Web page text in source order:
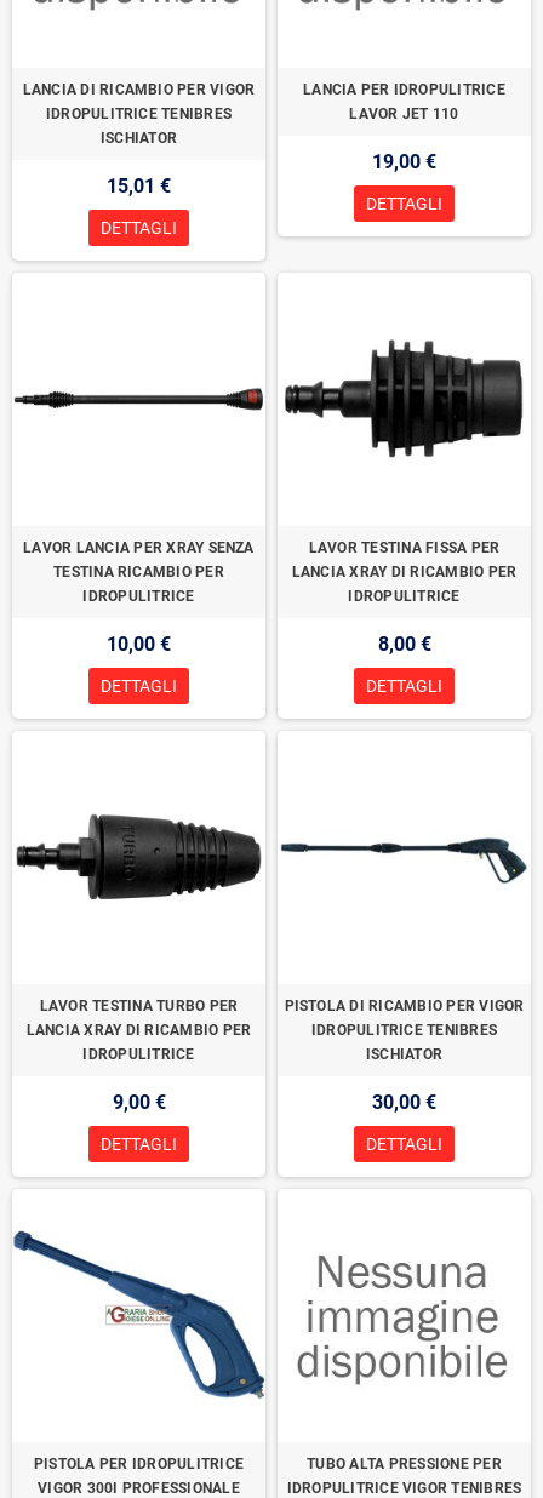
LANCIA DI RICAMBIO PER VIGOR
IDROPULITRICE TENIBRES
ISCHIATOR
15,01 €
DETTAGLI
LANCIA PER IDROPULITRICE
LAVOR JET 110
19,00 €
DETTAGLI
LAVOR LANCIA PER XRAY SENZA
TESTINA RICAMBIO PER
IDROPULITRICE
10,00 €
DETTAGLI
LAVOR TESTINA FISSA PER
LANCIA XRAY DI RICAMBIO PER
IDROPULITRICE
8,00 €
DETTAGLI
LAVOR TESTINA TURBO PER
LANCIA XRAY DI RICAMBIO PER
IDROPULITRICE
9,00 €
DETTAGLI
PISTOLA DI RICAMBIO PER VIGOR
IDROPULITRICE TENIBRES
ISCHIATOR
30,00 €
DETTAGLI
PISTOLA PER IDROPULITRICE
VIGOR 300I PROFESSIONALE
TUBO ALTA PRESSIONE PER
IDROPULITRICE VIGOR TENIBRES